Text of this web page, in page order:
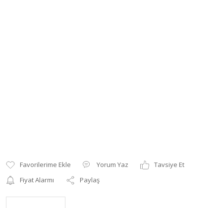
Yorum Yaz
Tavsiye Et
Fiyat Alarmı
Paylaş